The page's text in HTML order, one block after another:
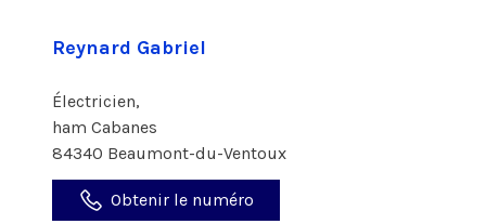
Reynard Gabriel
Électricien,
ham Cabanes
84340 Beaumont-du-Ventoux
Obtenir le numéro